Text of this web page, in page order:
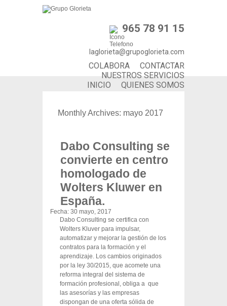
965 78 91 15
laglorieta@grupoglorieta.com
CONTACTAR
COLABORA
NUESTROS SERVICIOS
QUIENES SOMOS
INICIO
Monthly Archives: mayo 2017
Dabo Consulting se
convierte en centro
homologado de
Wolters Kluwer en
España.
Fecha: 30 mayo, 2017
Dabo Consulting se certifica con
Wolters Kluver para impulsar,
automatizar y mejorar la gestión de los
contratos para la formación y el
aprendizaje. Los cambios originados
por la ley 30/2015, que acomete una
reforma integral del sistema de
formación profesional, obliga a que
las asesorías y las empresas
dispongan de una oferta sólida de